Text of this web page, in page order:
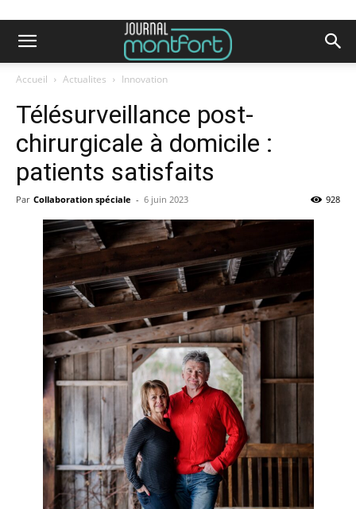
Accueil Actualites Innovation
Télésurveillance post-
chirurgicale à domicile :
patients satisfaits
Par Collaboration spéciale - 6 juin 2023 928